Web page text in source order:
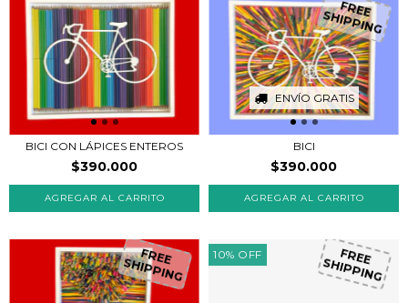
BICI CON LÁPICES ENTEROS
$390.000
ENVÍO GRATIS
FREE
SHIPPING
BICI
$390.000
FREE
SHIPPING
10% OFF FREE
SHIPPING